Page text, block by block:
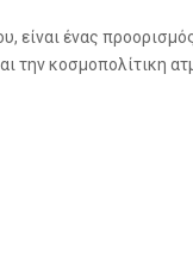
είναι ένας
την κοσμοπολίτικη